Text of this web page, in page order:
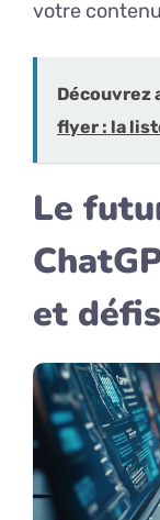
votre
Découvrez
flyer : la
Le
et défis